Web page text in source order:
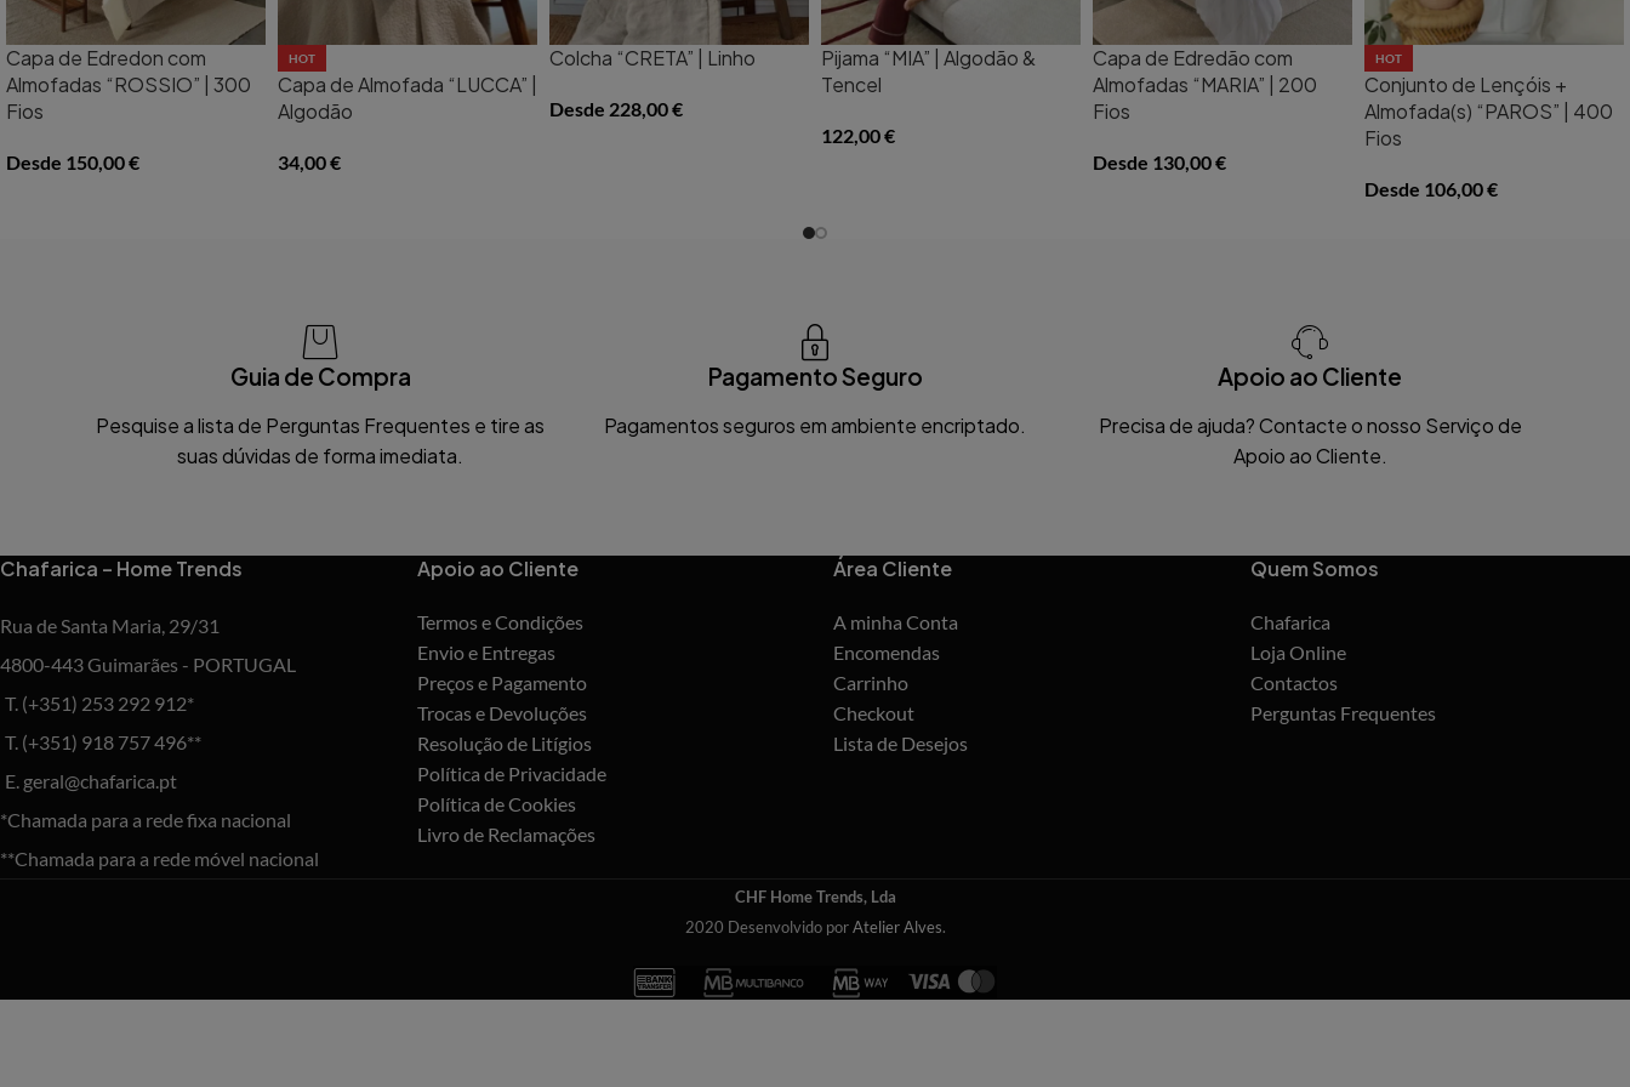
Capa de Edredon com
Almofadas “ROSSIO” | 300
Fios
Desde 150,00€
HOT
Capa de Almofada “LUCCA” |
Algodão
34,00€
Colcha “CRETA” | Linho
Desde 228,00€
Pijama “MIA” | Algodão &
Tencel
122,00€
Capa de Edredão com
Almofadas “MARIA” | 200
Fios
Desde 130,00€
HOT
Conjunto de Lençóis +
Almofada(s) “PAROS” | 400
Fios
Desde 106,00€
Guia de Compra
Pesquise a lista de Perguntas Frequentes e tire as
suas dúvidas de forma imediata.
Pagamento Seguro
Pagamentos seguros em ambiente encriptado.
Apoio ao Cliente
Precisa de ajuda? Contacte o nosso Serviço de
Apoio ao Cliente.
Chafarica – Home Trends
Rua de Santa Maria, 29/31
4800-443 Guimarães - PORTUGAL
T. (+351) 253 292 912*
T. (+351) 918 757 496**
E. geral@chafarica.pt
*Chamada para a rede fixa nacional
**Chamada para a rede móvel nacional
Apoio ao Cliente
Termos e Condições
Envio e Entregas
Preços e Pagamento
Trocas e Devoluções
Resolução de Litígios
Política de Privacidade
Política de Cookies
Livro de Reclamações
Área Cliente
A minha Conta
Encomendas
Carrinho
Checkout
Lista de Desejos
Quem Somos
Chafarica
Loja Online
Contactos
Perguntas Frequentes
CHF Home Trends, Lda
2020 Desenvolvido porAtelier Alves.